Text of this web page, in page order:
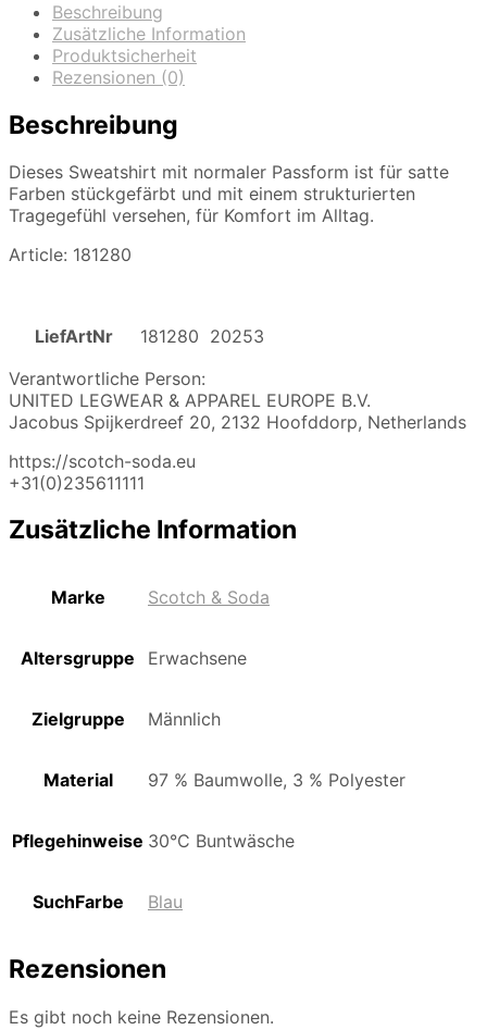
Beschreibung
Zusätzliche Information
Produktsicherheit
Rezensionen (0)
Beschreibung
Dieses Sweatshirt mit normaler Passform ist für satte
Farben stückgefärbt und mit einem strukturierten
Tragegefühl versehen, für Komfort im Alltag.
Article: 181280
LiefArtNr
181280 20253
Verantwortliche Person:
UNITED LEGWEAR & APPAREL EUROPE B.V.
Jacobus Spijkerdreef 20, 2132 Hoofddorp, Netherlands
https://scotch-soda.eu
+31(0)235611111
Zusätzliche Information
Marke Scotch & Soda
Altersgruppe Erwachsene
Zielgruppe Männlich
Material 97 % Baumwolle, 3 % Polyester
Pflegehinweise 30°C Buntwäsche
SuchFarbe Blau
Rezensionen
Es gibt noch keine Rezensionen.